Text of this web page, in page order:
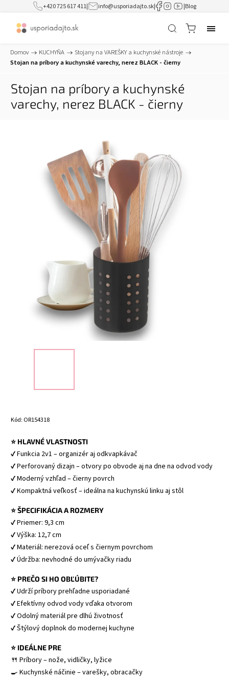
+420 725 617 411| info@usporiadajto.sk| |Blog
Domov / KUCHYŇA / Stojany na VAREŠKY a kuchynské nástroje /
Stojan na príbory a kuchynské varechy, nerez BLACK - čierny
Stojan na príbory a kuchynské
varechy, nerez BLACK - čierny
Kód: OR154318
⭐ HLAVNÉ VLASTNOSTI
✔ Funkcia 2v1 – organizér aj odkvapkávač
✔ Perforovaný dizajn – otvory po obvode aj na dne na odvod vody
✔ Moderný vzhľad – čierny povrch
✔ Kompaktná veľkosť – ideálna na kuchynskú linku aj stôl
⭐ ŠPECIFIKÁCIA A ROZMERY
✔ Priemer: 9,3 cm
✔ Výška: 12,7 cm
✔ Materiál: nerezová oceľ s čiernym povrchom
✔ Údržba: nevhodné do umývačky riadu
⭐ PREČO SI HO OBĽÚBITE?
✔ Udrží príbory prehľadne usporiadané
✔ Efektívny odvod vody vďaka otvorom
✔ Odolný materiál pre dlhú životnosť
✔ Štýlový doplnok do modernej kuchyne
⭐ IDEÁLNE PRE
🍴 Príbory – nože, vidličky, lyžice
🍳 Kuchynské náčinie – varešky, obracačky